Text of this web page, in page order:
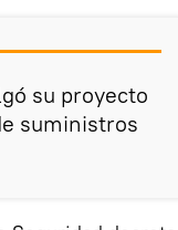
su proyecto
suministros